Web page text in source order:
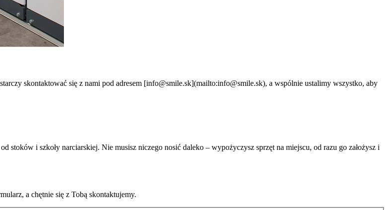
skontaktować się z nami pod adresem [info@smile.sk](mailto:info@smile.sk), a wspólnie ustalimy wszystko, aby
i szkoły narciarskiej. Nie musisz niczego nosić daleko – wypożyczysz sprzęt na miejscu, od razu go założysz i
a chętnie się z Tobą skontaktujemy.